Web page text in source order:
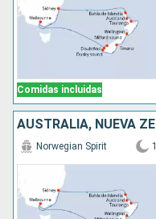
Comidas incluidas
AUSTRALIA, NUEVA
Norwegian Spirit